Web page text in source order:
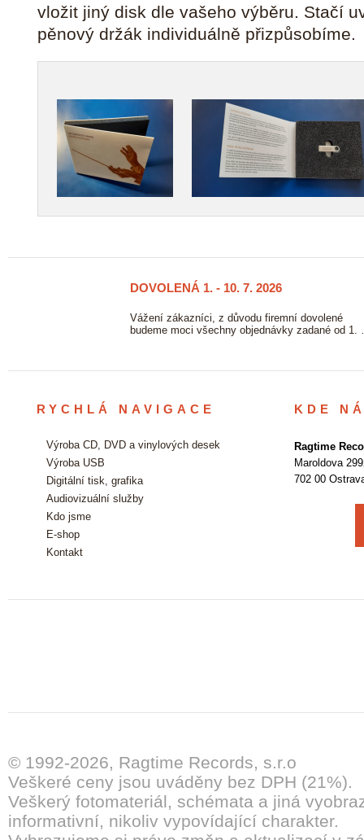
vložit jiný disk dle vašeho výběru. Stačí
pěnový držák individuálně přizpůsobíme.
DOVOLENÁ 1. - 10. 7. 2026
Vážení zákazníci, z důvodu firemní dovolené
budeme moci všechny objednávky zadané od
RYCHLÁ NAVIGACE
Výroba CD, DVD a vinylových desek
Výroba USB
Digitální tisk, grafika
Audiovizuální služby
Kdo jsme
E-shop
Kontakt
KDE
Ragtime
Maroldova
702 00
© 1992-2026, Ragtime Records, s.r.o
Veškeré ceny jsou uváděny bez DPH (21%).
Veškerý fotomateriál, schémata a jiná
informativní, nikoliv vypovídající charakter.